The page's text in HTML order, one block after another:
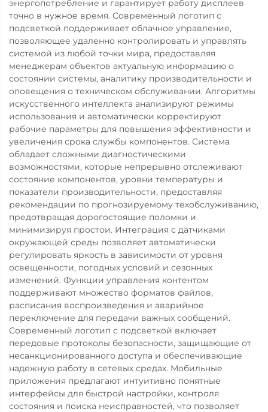
энергопотребление и гарантирует работу дисплеев
точно в нужное время. Современный логотип с
подсветкой поддерживает облачное управление,
позволяющее удаленно контролировать и управлять
системой из любой точки мира, предоставляя
менеджерам объектов актуальную информацию о
состоянии системы, аналитику производительности и
оповещения о техническом обслуживании. Алгоритмы
искусственного интеллекта анализируют режимы
использования и автоматически корректируют
рабочие параметры для повышения эффективности и
увеличения срока службы компонентов. Система
обладает сложными диагностическими
возможностями, которые непрерывно отслеживают
состояние компонентов, уровни температуры и
показатели производительности, предоставляя
рекомендации по прогнозируемому техобслуживанию,
предотвращая дорогостоящие поломки и
минимизируя простои. Интеграция с датчиками
окружающей среды позволяет автоматически
регулировать яркость в зависимости от уровня
освещенности, погодных условий и сезонных
изменений. Функции управления контентом
поддерживают множество форматов файлов,
расписания воспроизведения и аварийное
переключение для передачи важных сообщений.
Современный логотип с подсветкой включает
передовые протоколы безопасности, защищающие от
несанкционированного доступа и обеспечивающие
надежную работу в сетевых средах. Мобильные
приложения предлагают интуитивно понятные
интерфейсы для быстрой настройки, контроля
состояния и поиска неисправностей, что позволяет